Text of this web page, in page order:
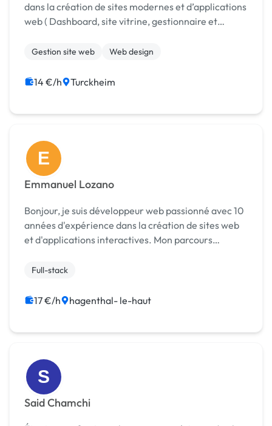
dans la création de sites modernes et d’applications
web ( Dashboard, site vitrine, gestionnaire et
Gestion site web Web design
14 €/h Turckheim
E
Emmanuel Lozano
Bonjour, je suis développeur web passionné avec 10
années d'expérience dans la création de sites web
et d'applications interactives. Mon parcours
éventail de technologies et de compétences qui me
Full-stack
17 €/h hagenthal- le-haut
S
Said Chamchi